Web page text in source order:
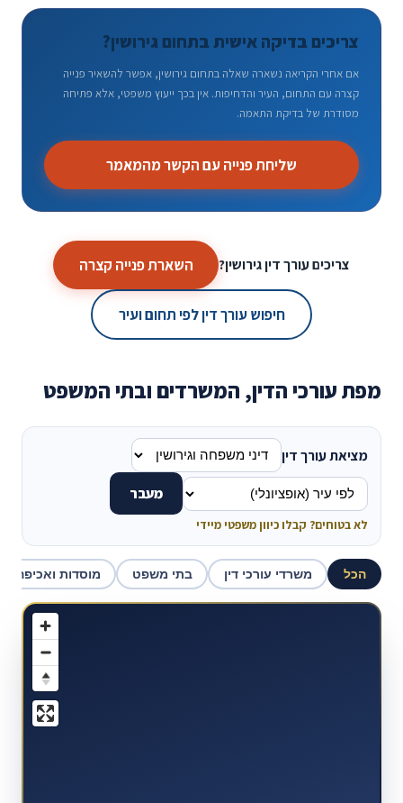
צריכים בדיקה אישית בתחום גירושין?
אם אחרי הקריאה נשארה שאלה בתחום גירושין, אפשר להשאיר פנייה
קצרה עם התחום, העיר והדחיפות. אין בכך ייעוץ משפטי, אלא פתיחה
מסודרת של בדיקת התאמה.
שליחת פנייה עם הקשר מהמאמר
צריכים עורך דין גירושין? השארת פנייה קצרה
חיפוש עורך דין לפי תחום ועיר
מפת עורכי הדין, המשרדים ובתי המשפט
מציאת עורך דין
מעבר
לא בטוחים? קבלו כיוון משפטי מיידי
הכל משרדי עורכי דין בתי משפט מוסדות ואכיפה